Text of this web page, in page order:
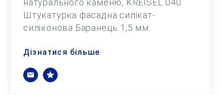
Штукатурка фасадна силікат-
силіконова Баранець 1,5 мм
Дізнатися більше